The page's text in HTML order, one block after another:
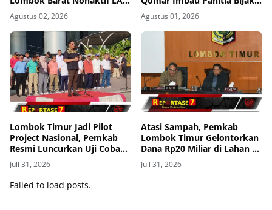
di Rutan KPK, Pasrah dan
Kooperatif
Agustus 02, 2026
dan Calon Kades Hindari
Money Politics
Agustus 01, 2026
Lombok Timur Jadi Pilot
Project Nasional, Pemkab
Resmi Luncurkan Uji Coba
Transfomasi Digitalisasi
Bansos Lewat Portal
Perlinsos
Juli 31, 2026
Atasi Sampah, Pemkab
Lombok Timur Gelontorkan
Dana Rp20 Miliar di Lahan 3
Hektar
Juli 31, 2026
Failed to load posts.